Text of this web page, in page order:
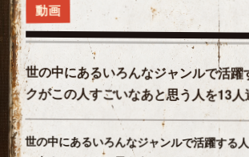
動画
世の中にあるいろんなジャンルで活躍
クがこの人すごいなあと思う人を13人
世の中にあるいろんなジャンルで活躍する